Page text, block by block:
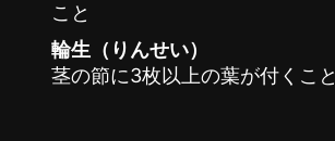
こと
輪生（りんせい）
茎の節に3枚以上の葉が付くこと